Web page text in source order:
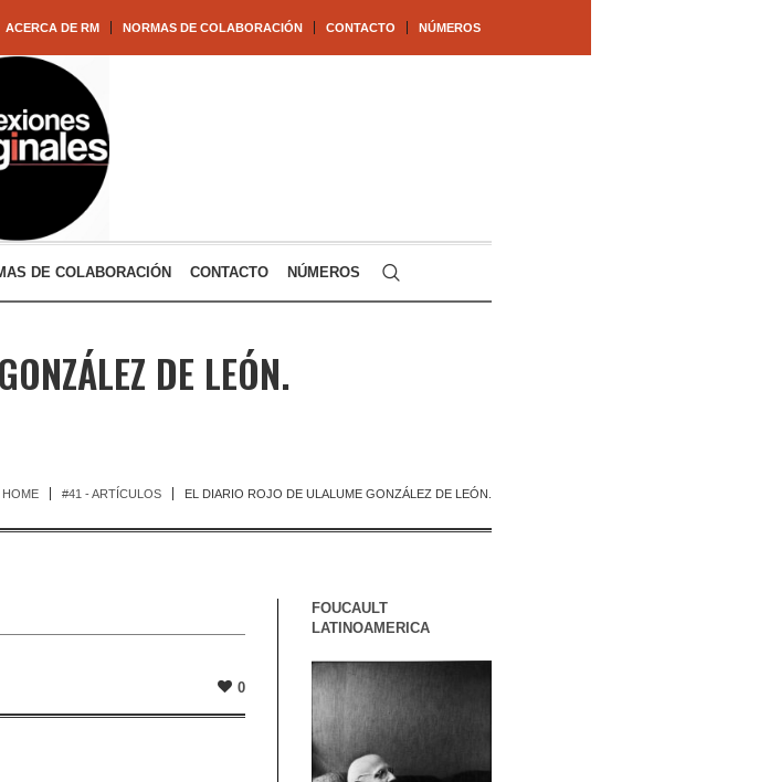
ACERCA DE RM NORMAS DE COLABORACIÓN CONTACTO NÚMEROS
DE COLABORACIÓN CONTACTO NÚMEROS
DE LEÓN.
HOME #41 - ARTÍCULOS EL DIARIO ROJO DE ULALUME GONZÁLEZ DE LEÓN.
0
FOUCAULT
LATINOAMERICA